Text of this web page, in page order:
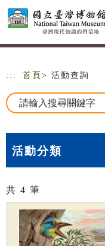
跳到主要內容
網站導覽
::: 首頁 > 活動查詢
活動分類
共 4 筆